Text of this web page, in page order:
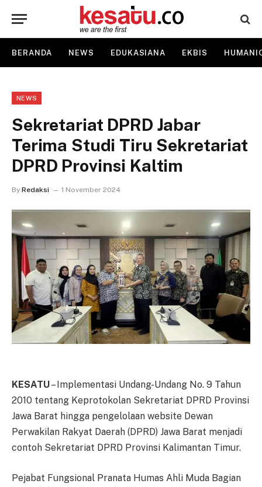
BERANDA NEWS EDUKASIANA EKBIS
NEWS
Sekretariat DPRD Jabar
Terima Studi Tiru Sekretariat
DPRD Provinsi Kaltim
By Redaksi 1 November 2024
KESATU– Implementasi Undang-Undang No. 9 Tahun
2010 tentang Keprotokolan Sekretariat DPRD Provinsi
Jawa Barat hingga pengelolaan website Dewan
Perwakilan Rakyat Daerah (DPRD) Jawa Barat menjadi
contoh Sekretariat DPRD Provinsi Kalimantan Timur.
Pejabat Fungsional Pranata Humas Ahli Muda Bagian